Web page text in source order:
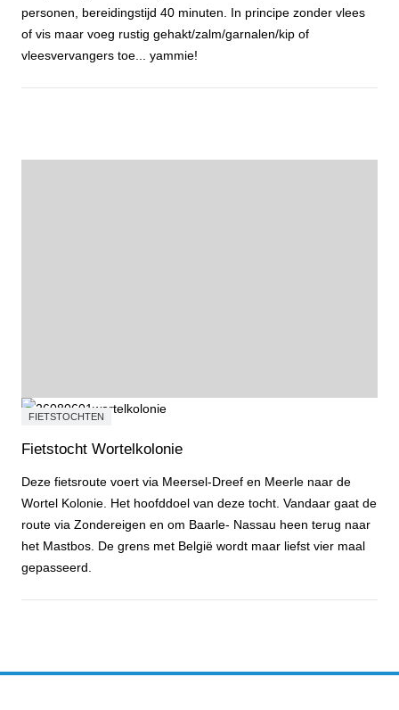
personen, bereidingstijd 40 minuten. In principe zonder vlees
of vis maar voeg rustig gehakt/zalm/garnalen/kip of
vleesvervangers toe... yammie!
FIETSTOCHTEN
Fietstocht Wortelkolonie
Deze fietsroute voert via Meersel-Dreef en Meerle naar de
Wortel Kolonie. Het hoofddoel van deze tocht. Vandaar gaat de
route via Zondereigen en om Baarle- Nassau heen terug naar
het Mastbos. De grens met België wordt maar liefst vier maal
gepasseerd.